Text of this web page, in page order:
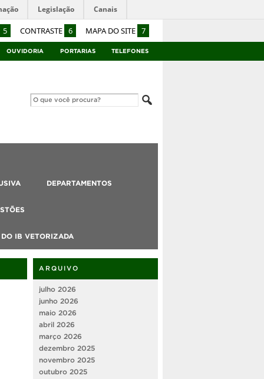
5 CONTRASTE 6 MAPA DO SITE 7
Legislação Canais
OUVIDORIA PORTARIAS TELEFONES
DEPARTAMENTOS
IB VETORIZADA
ARQUIVO
julho 2026
junho 2026
maio 2026
abril 2026
março 2026
dezembro 2025
novembro 2025
outubro 2025